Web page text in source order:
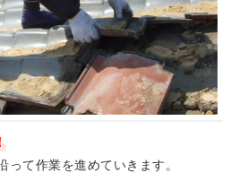
て作業を進めていきます。